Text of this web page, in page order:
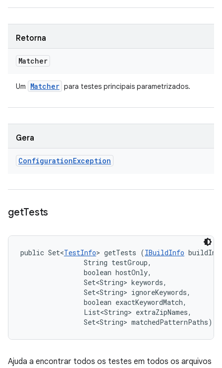
Retorna
Matcher
Um Matcher para testes principais parametrizados.
Gera
ConfigurationException
getTests
public Set<TestInfo> getTests (IBuildInfo
                String testGroup,
                boolean hostOnly,
                Set<String> keywords,
                Set<String> ignoreKeywords,
                boolean exactKeywordMatch,
                List<String> extraZipNames,
                Set<String> matchedPatternPaths)
Ajuda a encontrar todos os testes em todos os arquivos